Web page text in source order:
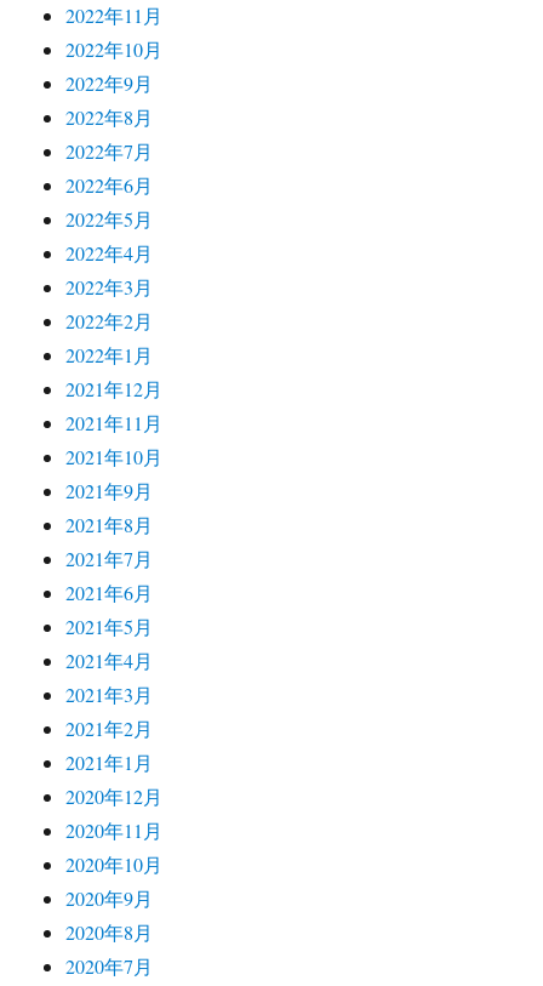
2022年11月
2022年10月
2022年9月
2022年8月
2022年7月
2022年6月
2022年5月
2022年4月
2022年3月
2022年2月
2022年1月
2021年12月
2021年11月
2021年10月
2021年9月
2021年8月
2021年7月
2021年6月
2021年5月
2021年4月
2021年3月
2021年2月
2021年1月
2020年12月
2020年11月
2020年10月
2020年9月
2020年8月
2020年7月